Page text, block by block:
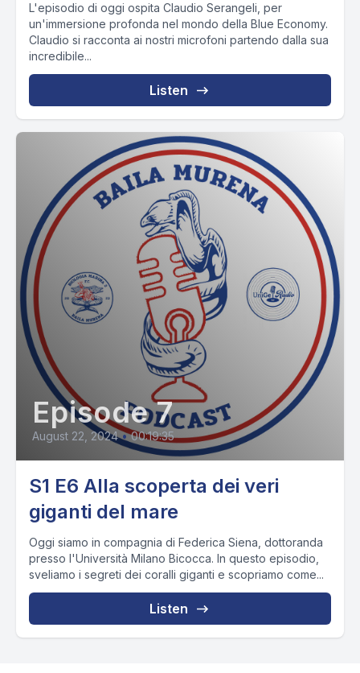
L'episodio di oggi ospita Claudio Serangeli, per
un'immersione profonda nel mondo della Blue Economy.
Claudio si racconta ai nostri microfoni partendo dalla sua
incredibile...
Listen
Episode 7
August 22, 2024 • 00:19:35
S1 E6 Alla scoperta dei veri
giganti del mare
Oggi siamo in compagnia di Federica Siena, dottoranda
presso l'Università Milano Bicocca. In questo episodio,
sveliamo i segreti dei coralli giganti e scopriamo come...
Listen